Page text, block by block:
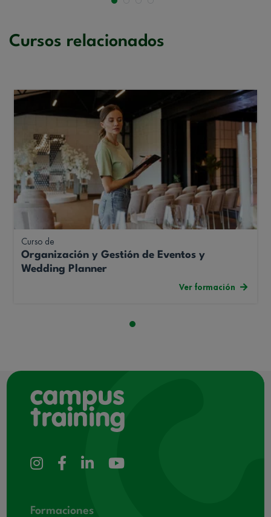
Cursos relacionados
Curso de
Organización y Gestión de Eventos y
Wedding Planner
Ver formación
Formaciones